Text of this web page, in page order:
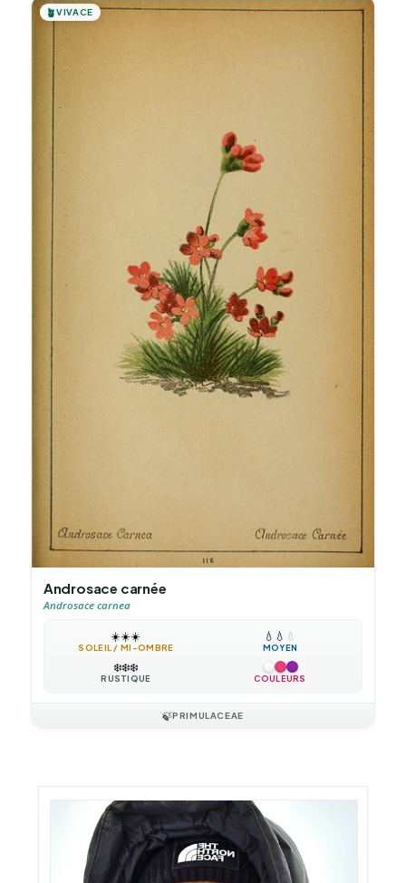
🪴VIVACE
Androsace carnée
Androsace carnea
☀️☀️☀️
SOLEIL / MI-OMBRE
💧 💧 💧
MOYEN
❄️❄️❄️
RUSTIQUE COULEURS
🍃PRIMULACEAE